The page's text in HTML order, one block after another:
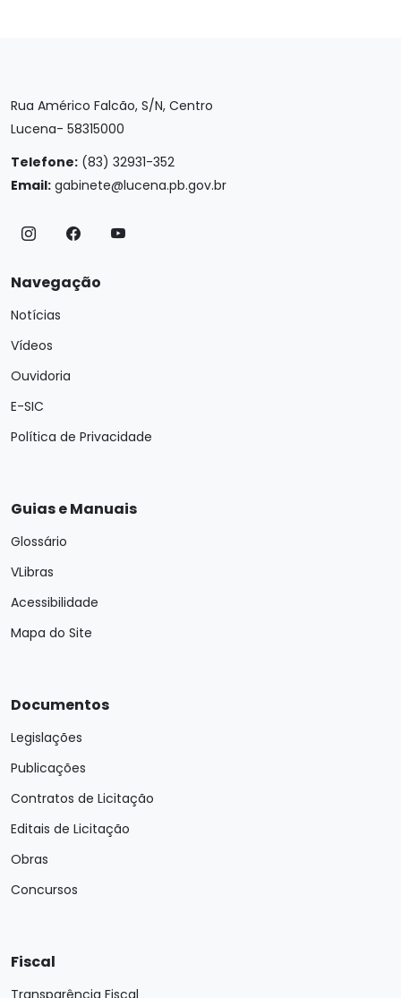
Rua Américo Falcão, S/N, Centro
Lucena- 58315000
Telefone: (83) 32931-352
Email: gabinete@lucena.pb.gov.br
Navegação
Notícias
Vídeos
Ouvidoria
E-SIC
Política de Privacidade
Guias e Manuais
Glossário
VLibras
Acessibilidade
Mapa do Site
Documentos
Legislações
Publicações
Contratos de Licitação
Editais de Licitação
Obras
Concursos
Fiscal
Transparência Fiscal